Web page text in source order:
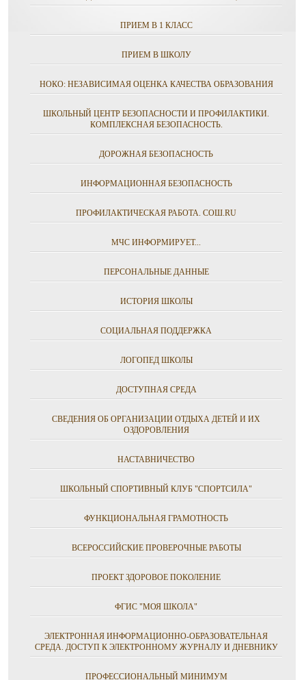
ПРИЕМ В 1 КЛАСС
ПРИЕМ В ШКОЛУ
НОКО: НЕЗАВИСИМАЯ ОЦЕНКА КАЧЕСТВА ОБРАЗОВАНИЯ
ШКОЛЬНЫЙ ЦЕНТР БЕЗОПАСНОСТИ И ПРОФИЛАКТИКИ.
КОМПЛЕКСНАЯ БЕЗОПАСНОСТЬ.
ДОРОЖНАЯ БЕЗОПАСНОСТЬ
ИНФОРМАЦИОННАЯ БЕЗОПАСНОСТЬ
ПРОФИЛАКТИЧЕСКАЯ РАБОТА. СОШ.RU
МЧС ИНФОРМИРУЕТ...
ПЕРСОНАЛЬНЫЕ ДАННЫЕ
ИСТОРИЯ ШКОЛЫ
СОЦИАЛЬНАЯ ПОДДЕРЖКА
ЛОГОПЕД ШКОЛЫ
ДОСТУПНАЯ СРЕДА
СВЕДЕНИЯ ОБ ОРГАНИЗАЦИИ ОТДЫХА ДЕТЕЙ И ИХ
ОЗДОРОВЛЕНИЯ
НАСТАВНИЧЕСТВО
ШКОЛЬНЫЙ СПОРТИВНЫЙ КЛУБ "СПОРТСИЛА"
ФУНКЦИОНАЛЬНАЯ ГРАМОТНОСТЬ
ВСЕРОССИЙСКИЕ ПРОВЕРОЧНЫЕ РАБОТЫ
ПРОЕКТ ЗДОРОВОЕ ПОКОЛЕНИЕ
ФГИС "МОЯ ШКОЛА"
ЭЛЕКТРОННАЯ ИНФОРМАЦИОННО-ОБРАЗОВАТЕЛЬНАЯ
СРЕДА. ДОСТУП К ЭЛЕКТРОННОМУ ЖУРНАЛУ И ДНЕВНИКУ
ПРОФЕССИОНАЛЬНЫЙ МИНИМУМ